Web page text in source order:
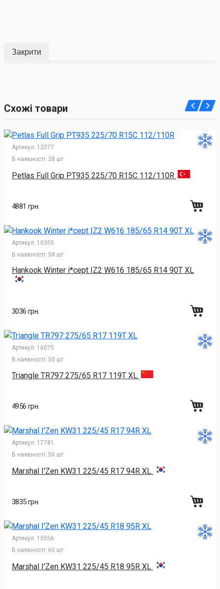
Закрити
Схожі товари
Артикул: 12077
В наявності: 28 шт
Petlas Full Grip PT935 225/70 R15C 112/110R
4881 грн.
Артикул: 10355
В наявності: 58 шт
Hankook Winter i*cept IZ2 W616 185/65 R14 90T XL
3036 грн.
Артикул: 16075
В наявності: 50 шт
Triangle TR797 275/65 R17 119T XL
4956 грн.
Артикул: 17781
В наявності: 56 шт
Marshal I'Zen KW31 225/45 R17 94R XL
3835 грн.
Артикул: 15556
В наявності: 60 шт
Marshal I'Zen KW31 225/45 R18 95R XL